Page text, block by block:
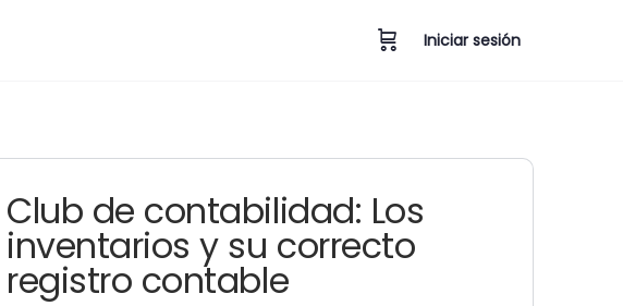
Iniciar sesión
Club de contabilidad: Los
inventarios y su correcto
registro contable